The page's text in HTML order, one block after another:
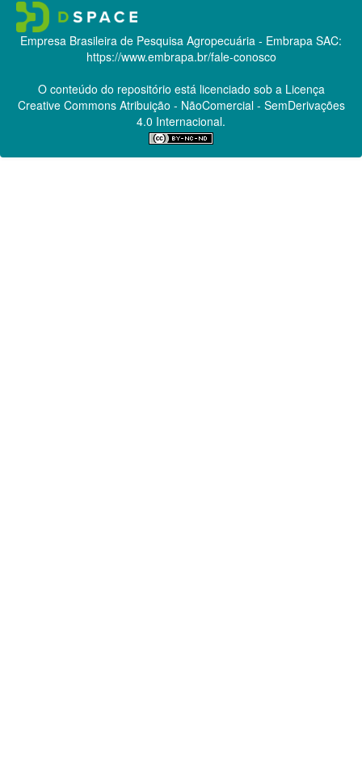
Empresa Brasileira de Pesquisa Agropecuária - Embrapa SAC:
https://www.embrapa.br/fale-conosco
O conteúdo do repositório está licenciado sob a Licença
Creative CommonsAtribuição - NãoComercial - SemDerivações
4.0 Internacional.